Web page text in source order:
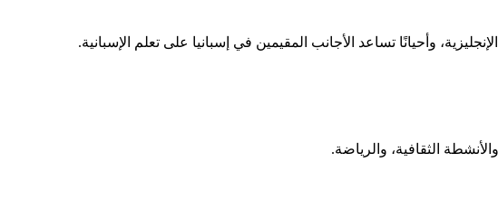
وأحيانًا تساعد الأجانب المقيمين في إسبانيا على تعلم الإسبانية.
الثقافية، والرياضة.